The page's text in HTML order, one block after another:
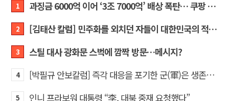
1 과징금 6000억 이어 ‘3조 7000억’ 배상 폭탄… 쿠팡 때리기에 한미 통상 ‘초비상’
2 [김태산 칼럼] 민주화를 외치던 자들이 대한민국의 적이고 간첩이었다
3 스틸 대사 광화문 스벅에 깜짝 방문…메시지?
4 [박필규 안보칼럼] 즉각 대응을 포기한 군(軍)은 생존할 수 없다
5 인니 프라보워 대통령 “李, 대북 중재 요청했다”